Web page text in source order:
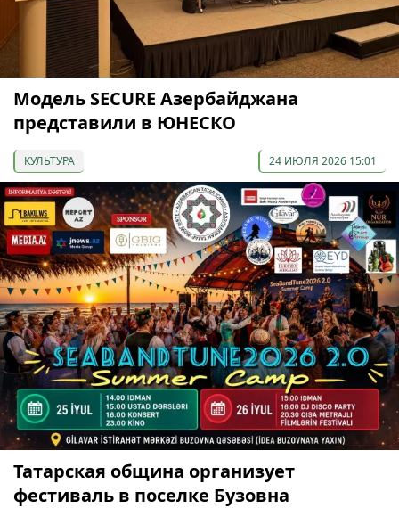
Модель SECURE Азербайджана
представили в ЮНЕСКО
КУЛЬТУРА 24 ИЮЛЯ 2026 15:01
Татарская община организует
фестиваль в поселке Бузовна